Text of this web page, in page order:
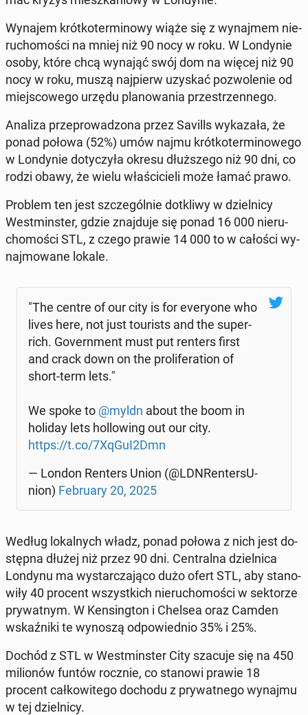
Wynajem krót­ko­ter­mi­no­wy wiąże się z wy­naj­mem nie­
ru­cho­mo­ści na mniej niż 90 nocy w roku. W Lon­dy­nie
osoby, które chcą wynająć swój dom na więcej niż 90
nocy w roku, muszą naj­pierw uzyskać po­zwo­le­nie od
miej­sco­we­go urzędu pla­no­wa­nia prze­strzen­ne­go.
Analiza prze­pro­wa­dzo­na przez Savills wy­ka­za­ła, że
ponad połowa (52%) umów najmu krót­ko­ter­mi­no­we­go
w Lon­dy­nie do­ty­czy­ła okresu dłuż­sze­go niż 90 dni, co
rodzi obawy, że wielu wła­ści­cie­li może łamać prawo.
Problem ten jest szcze­gól­nie do­tkli­wy w dziel­ni­cy
West­min­ster, gdzie znaj­du­je się ponad 16 000 nie­ru­
cho­mo­ści STL, z czego prawie 14 000 to w całości wy­
naj­mo­wa­ne lokale.
"The centre of our city is for eve­ry­one who
lives here, not just to­uri­sts and the super-
rich. Go­vern­ment must put renters first
and crack down on the pro­li­fe­ra­tion of
short-term lets."
We spoke to @myldn about the boom in
holiday lets hol­lo­wing out our city.
https://t.co/7XqGuI2Dmn
— London Renters Union (@LDN­Ren­ter­sU­
nion) Fe­bru­ary 20, 2025
Według lo­kal­nych władz, ponad połowa z nich jest do­
stęp­na dłużej niż przez 90 dni. Cen­tral­na dziel­ni­ca
Londynu ma wy­star­cza­ją­co dużo ofert STL, aby sta­no­
wi­ły 40 procent wszyst­kich nie­ru­cho­mo­ści w sek­to­rze
pry­wat­nym. W Ken­sing­ton i Chelsea oraz Camden
wskaź­ni­ki te wynoszą od­po­wied­nio 35% i 25%.
Dochód z STL w West­min­ster City szacuje się na 450
mi­lio­nów funtów rocznie, co stanowi prawie 18
procent cał­ko­wi­te­go dochodu z pry­wat­ne­go wynajmu
w tej dziel­ni­cy.